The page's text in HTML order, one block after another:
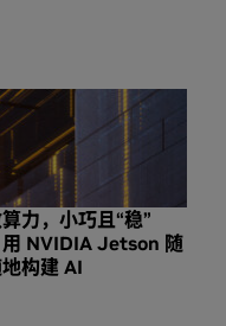
力，小巧且“稳”
NVIDIA Jetson 随
构建 AI